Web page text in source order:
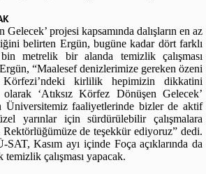
Gelecek’ projesi kapsamında dalışların en az
belirten Ergün, bugüne kadar dört farklı
metrelik bir alanda temizlik çalışması
“Maalesef denizlerimize gereken özeni
kirlilik hepimizin dikkatini
‘Atıksız Körfez Dönüşen Gelecek’
Üniversitemiz faaliyetlerinde bizler de aktif
yarınlar için sürdürülebilir çalışmalara
de teşekkür ediyoruz” dedi.
SAT, Kasım ayı içinde Foça açıklarında da
temizlik çalışması yapacak.